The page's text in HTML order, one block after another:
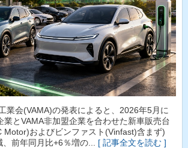
業会(VAMA)の発表によると、2026年5月に
業とVAMA非加盟企業を合わせた新車販売台
Motor)およびビンファスト(Vinfast)含まず)
前年同月比+6％増の... [ 記事全文を読む ]